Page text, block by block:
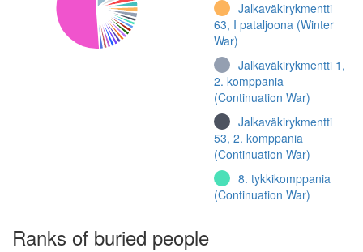
Jalkaväkirykmentti
63, I pataljoona (Winter
War)
Jalkaväkirykmentti 1,
2. komppania
(Continuation War)
Jalkaväkirykmentti
53, 2. komppania
(Continuation War)
8. tykkikomppania
(Continuation War)
Ranks of buried people